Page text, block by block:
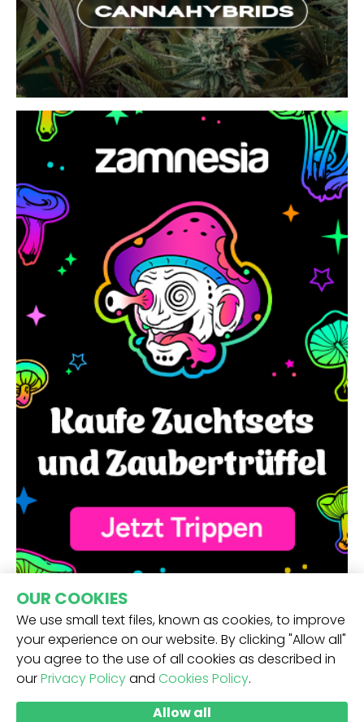
ERHALTE UNSEREN NEWSLETTER -
OUR COOKIES
We use small text files, known as cookies, to improve
your experience on our website. By clicking "Allow all"
you agree to the use of all cookies as described in
ourPrivacy Policyand Cookies Policy.
Allow all